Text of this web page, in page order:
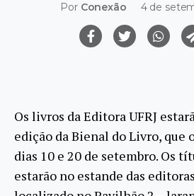
Por Conexão 4 de
Os livros da Editora UFRJ
edição da Bienal do Livro, que
dias 10 e 20 de setembro. Os
estarão no estande das